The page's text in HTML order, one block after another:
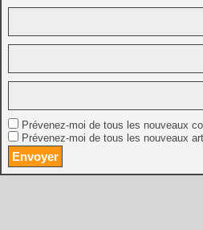
Prévenez-moi de tous les nouveaux
Prévenez-moi de tous les nouveaux